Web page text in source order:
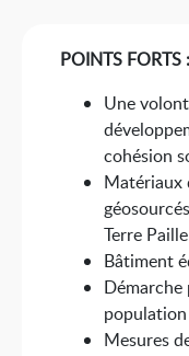
POINTS FORTS :
Une
cohésion
Matériaux
Terre Paille
Bâtiment
Mesures